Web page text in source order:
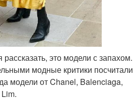
это модели с запахом.
модные критики посчитали
модели от Chanel, Balenciaga,